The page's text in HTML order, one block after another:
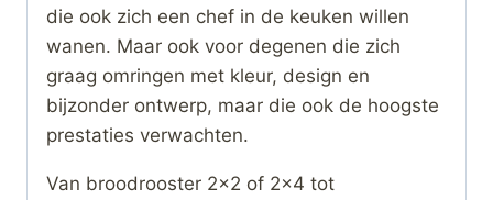
die ook zich een chef in de keuken willen
wanen. Maar ook voor degenen die zich
graag omringen met kleur, design en
bijzonder ontwerp, maar die ook de hoogste
prestaties verwachten.
Van broodrooster 2×2 of 2×4 tot